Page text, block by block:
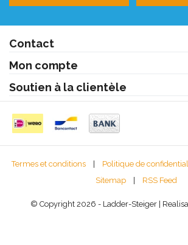
Contact
Mon compte
Soutien à la clientèle
Termes et conditions Politique de
Sitemap
RSS Feed
© Copyright 2026 - Ladder-Steiger |